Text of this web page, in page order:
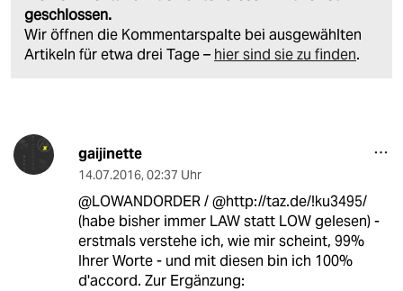
geschlossen.
Wir öffnen die Kommentarspalte bei ausgewählten
Artikeln für etwa drei Tage – hier sind sie zu finden.
gaijinette
14.07.2016, 02:37 Uhr
@LOWANDORDER / @http://taz.de/!ku3495/
(habe bisher immer LAW statt LOW gelesen) -
erstmals verstehe ich, wie mir scheint, 99%
Ihrer Worte - und mit diesen bin ich 100%
d'accord. Zur Ergänzung: